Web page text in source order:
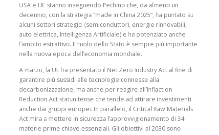
USA e UE stanno inseguendo Pechino che, da almeno un
decennio, con la strategia “made in China 2025”, ha puntato su
alcuni settori strategici (semiconduttori, energie rinnovabili,
auto elettrica, Intelligenza Artificiale) e ha potenziato anche
l’ambito estrattivo. Il ruolo dello Stato è sempre più importante
nella nuova epoca dell’economia mondiale.
A marzo, la UE ha presentato il Net Zero Industry Act al fine di
garantire più sussidi alle tecnologie connesse alla
decarbonizzazione, ma anche per reagire all’Inflaction
Reduction Act statunitense che tende ad attirare investimenti
anche dai gruppi europei. In parallelo, il Critical Raw Materials
Act mira a mettere in sicurezza l’approvvigionamento di 34
materie prime chiave essenziali. Gli obiettivi al 2030 sono